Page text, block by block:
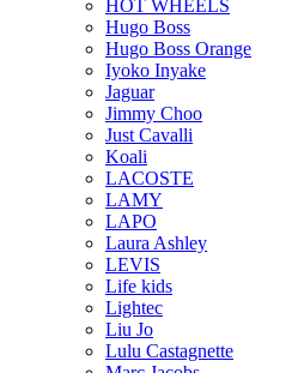
HOT WHEELS
Hugo Boss
Hugo Boss Orange
Iyoko Inyake
Jaguar
Jimmy Choo
Just Cavalli
Koali
LACOSTE
LAMY
LAPO
Laura Ashley
LEVIS
Life kids
Lightec
Liu Jo
Lulu Castagnette